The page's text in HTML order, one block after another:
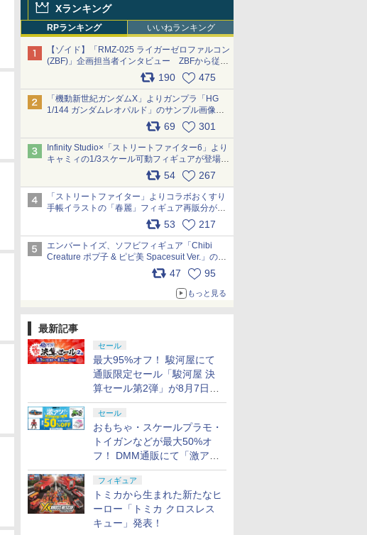
Xランキング
RPランキング いいねランキング
【ゾイド】「RMZ-025 ライガーゼロファルコン
(ZBF)」企画担当者インタビュー ZBFから従来
デザインまで再現可能なボリューム満点のキッ
ト pic.x.com/6zOqQAQKkX
190 475
「機動新世紀ガンダムX」よりガンプラ「HG
1/144 ガンダムレオパルド」のサンプル画像が
69 301
Infinity Studio×「ストリートファイター6」より
キャミィの1/3スケール可動フィギュアが登場
54 267
「ストリートファイター」よりコラボおくすり
手帳イラストの「春麗」フィギュア再販分が本
日出荷開始 pic.x.com/toUc1MHr41
53 217
エンバートイズ、ソフビフィギュア「Chibi
Creature ポプ子 & ピピ美 Spacesuit Ver.」の発
売中止を発表 pic.x.com/Ri45iFeYjn
47 95
もっと見る
最新記事
セール
最大95%オフ！ 駿河屋にて
通販限定セール「駿河屋 決
算セール第2弾」が8月7日12
時より開催
セール
おもちゃ・スケールプラモ・
トイガンなどが最大50%オ
フ！ DMM通販にて「激ア
ツ！おもちゃ・ホビー夏セー
ル」が開催
フィギュア
トミカから生まれた新たなヒ
ーロー「トミカ クロスレス
キュー」発表！